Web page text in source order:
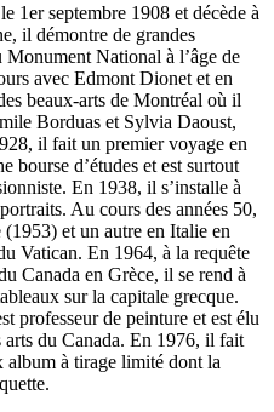
1er septembre 1908 et décède à
il démontre de grandes
Monument National à l’âge de
avec Edmont Dionet et en
beaux-arts de Montréal où il
Borduas et Sylvia Daoust,
il fait un premier voyage en
bourse d’études et est surtout
En 1938, il s’installe à
Au cours des années 50,
et un autre en Italie en
Vatican. En 1964, à la requête
Canada en Grèce, il se rend à
sur la capitale grecque.
professeur de peinture et est élu
arts du Canada. En 1976, il fait
à tirage limité dont la